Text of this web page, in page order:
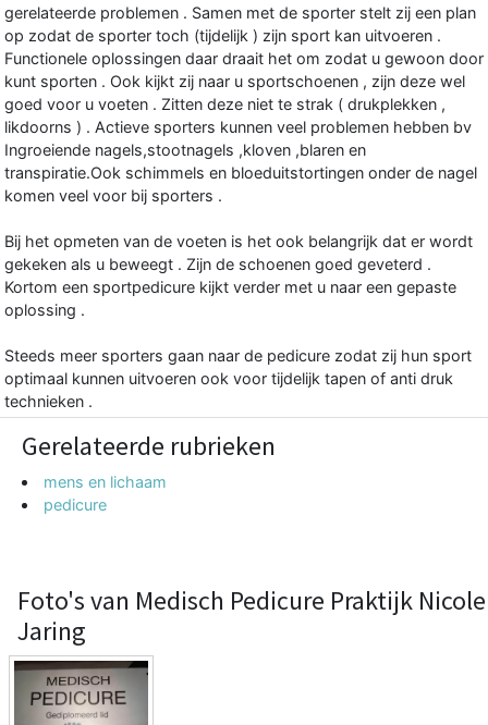
gerelateerde problemen . Samen met de sporter stelt zij een plan
op zodat de sporter toch (tijdelijk ) zijn sport kan uitvoeren .
Functionele oplossingen daar draait het om zodat u gewoon door
kunt sporten . Ook kijkt zij naar u sportschoenen , zijn deze wel
goed voor u voeten . Zitten deze niet te strak ( drukplekken ,
likdoorns ) . Actieve sporters kunnen veel problemen hebben bv
Ingroeiende nagels,stootnagels ,kloven ,blaren en
transpiratie.Ook schimmels en bloeduitstortingen onder de nagel
komen veel voor bij sporters .
Bij het opmeten van de voeten is het ook belangrijk dat er wordt
gekeken als u beweegt . Zijn de schoenen goed geveterd .
Kortom een sportpedicure kijkt verder met u naar een gepaste
oplossing .
Steeds meer sporters gaan naar de pedicure zodat zij hun sport
optimaal kunnen uitvoeren ook voor tijdelijk tapen of anti druk
technieken .
Gerelateerde rubrieken
mens en lichaam
pedicure
Foto's van Medisch Pedicure Praktijk Nicole
Jaring